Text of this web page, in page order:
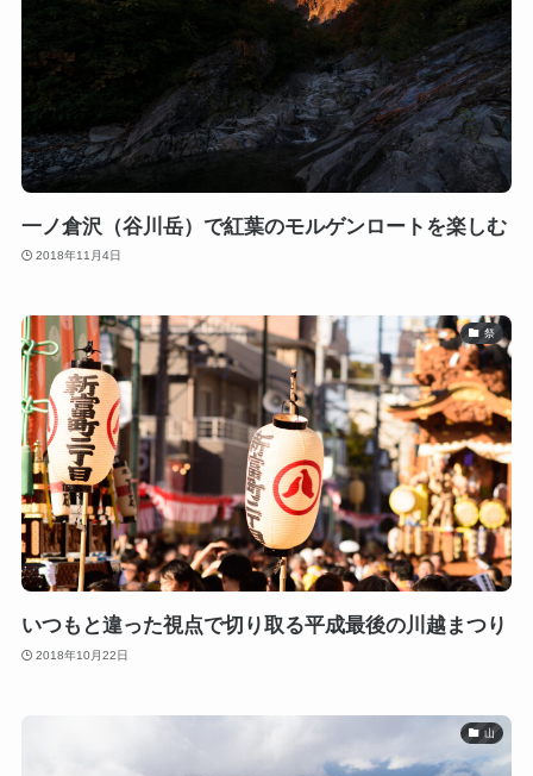
一ノ倉沢（谷川岳）で紅葉のモルゲンロートを楽しむ
2018年11月4日
祭
いつもと違った視点で切り取る平成最後の川越まつり
2018年10月22日
山